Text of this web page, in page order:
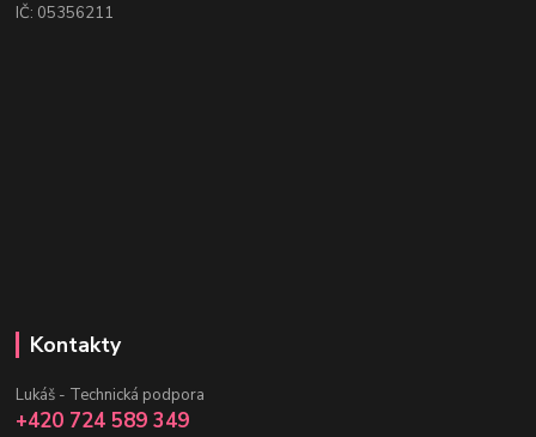
IČ: 05356211
Kontakty
Lukáš - Technická podpora
+420 724 589 349